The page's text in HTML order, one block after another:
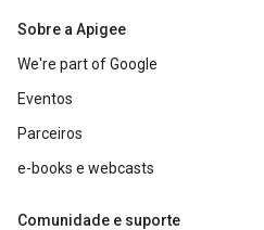
Sobre a Apigee
We're part of Google
Eventos
Parceiros
e-books e webcasts
Comunidade e suporte